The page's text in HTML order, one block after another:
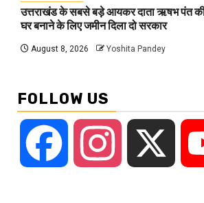
उत्तराखंड के सबसे बड़े आयकर दाता ऋषभ पंत की
घर बनाने के लिए जमीन दिला दो सरकार
August 8, 2026 Yoshita Pandey
FOLLOW US
Facebook Instagram